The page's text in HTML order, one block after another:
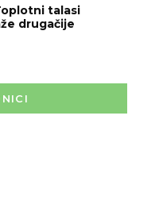
talasi
drugačije